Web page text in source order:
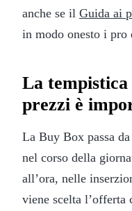
anche se il Guida ai
in modo onesto i pro
La
prezzi è
La Buy Box passa
nel corso della
all’ora, nelle
viene scelta l’offerta